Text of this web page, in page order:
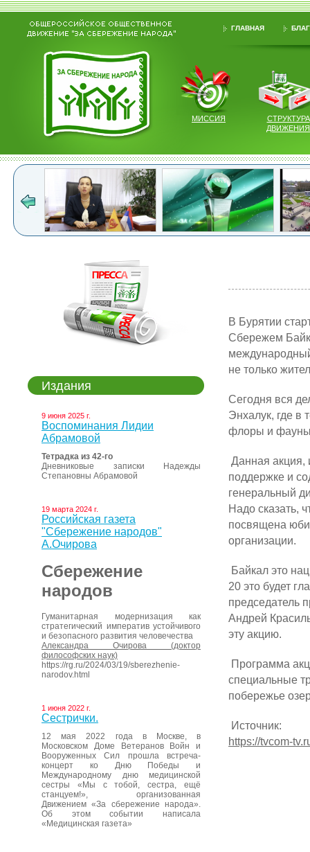
ГЛАВНАЯ
МИССИЯ
СТРУКТУРА
ДВИЖЕНИЯ
Издания
9 июня 2025 г.
Воспоминания Лидии
Абрамовой
Тетрадка из 42-го
Дневниковые записки Надежды
Степановны Абрамовой
19 марта 2024 г.
Российская газета
"Сбережение народов"
А.Очирова
Сбережение
народов
Гуманитарная модернизация как
стратегический императив устойчивого
и безопасного развития человечества
Александра Очирова (доктор
философских наук)
https://rg.ru/2024/03/19/sberezhenie-
narodov.html
1 июня 2022 г.
Сестрички.
12 мая 2022 года в Москве, в
Московском Доме Ветеранов Войн и
Вооруженных Сил прошла встреча-
концерт ко Дню Победы и
Международному дню медицинской
сестры «Мы с тобой, сестра, ещё
станцуем!», организованная
Движением «За сбережение народа».
Об этом событии написала
«Медицинская газета»
В Бурятии
Сбережем
не только
Сегодня вся
Энхалук, где в
флоры и фауны
Данная акция,
поддержке и
генеральный
Надо сказать,
посвящена
организации.
Байкал это
20 это будет
председатель
Андрей
эту акцию.
Программа
специальные
побережье
Источник:
https://tvcom-